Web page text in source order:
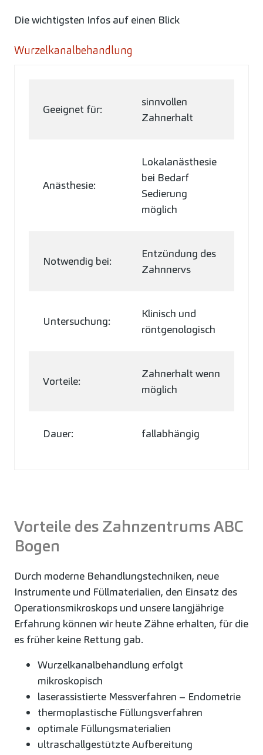
Die wichtigsten Infos auf einen Blick
Wurzelkanalbehandlung
Geeignet für:
sinnvollen
Zahnerhalt
Anästhesie:
Lokalanästhesie
bei Bedarf
Sedierung
möglich
Notwendig bei:
Entzündung des
Zahnnervs
Untersuchung:
Klinisch und
röntgenologisch
Vorteile:
Zahnerhalt wenn
möglich
Dauer: fallabhängig
Vorteile des Zahnzentrums ABC
Bogen
Durch moderne Behandlungstechniken, neue
Instrumente und Füllmaterialien, den Einsatz des
Operationsmikroskops und unsere langjährige
Erfahrung können wir heute Zähne erhalten, für die
es früher keine Rettung gab.
Wurzelkanalbehandlung erfolgt
mikroskopisch
laserassistierte Messverfahren – Endometrie
thermoplastische Füllungsverfahren
optimale Füllungsmaterialien
ultraschallgestützte Aufbereitung